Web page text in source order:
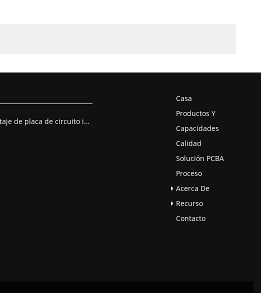
Montaje de placa de circuito impreso
Casa
Productos Y
Capacidades
Calidad
Solución PCBA
Proceso
Acerca De
Recurso
Contacto